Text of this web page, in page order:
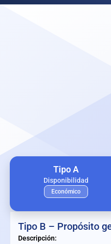
Tipo A
Disponibilidad
Económico
Tipo B – Propósito
Descripción: